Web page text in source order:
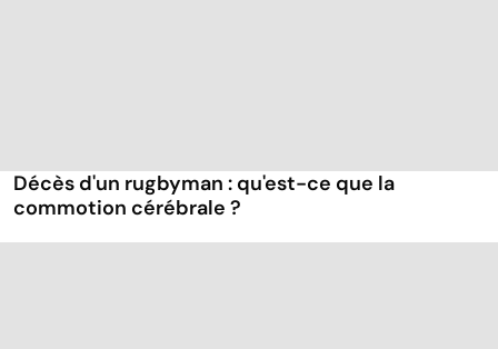
Décès d'un rugbyman : qu'est-ce que la
commotion cérébrale ?